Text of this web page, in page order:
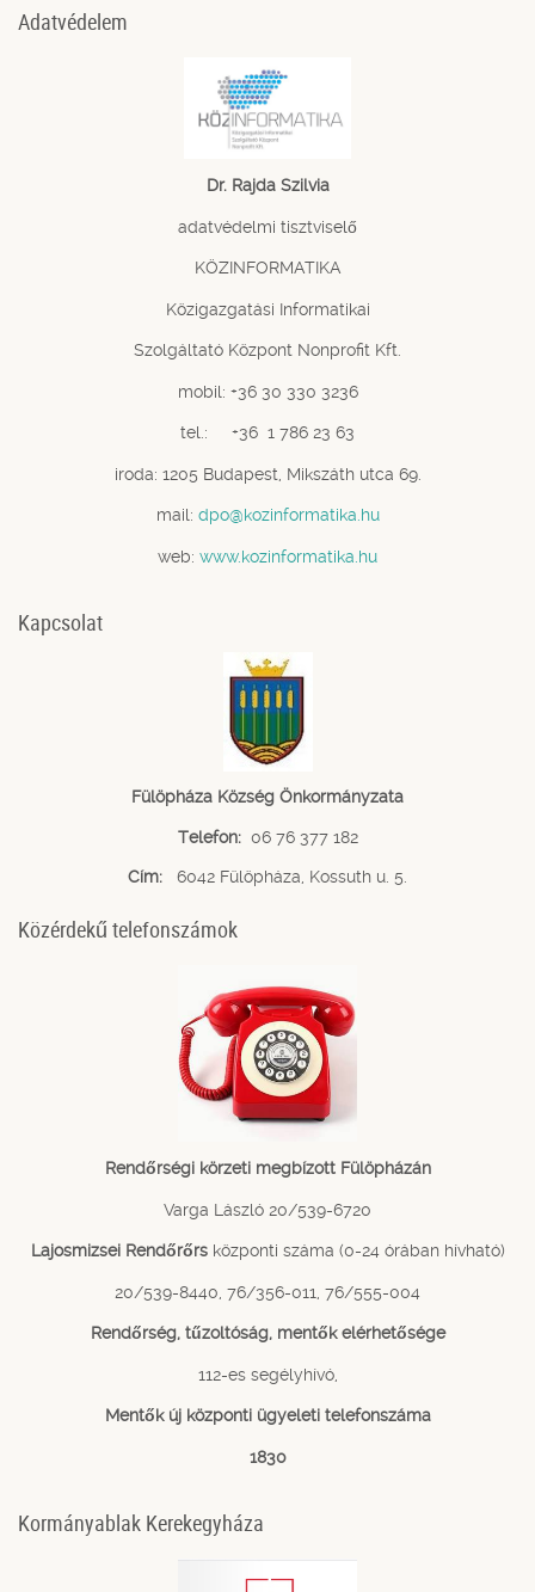
Adatvédelem
Dr. Rajda Szilvia
adatvédelmi tisztviselő
KÖZINFORMATIKA
Közigazgatási Informatikai
Szolgáltató Központ Nonprofit Kft.
mobil: +36 30 330 3236
tel.: +36 1 786 23 63
iroda: 1205 Budapest, Mikszáth utca 69.
mail: dpo@kozinformatika.hu
web: www.kozinformatika.hu
Kapcsolat
Fülöpháza Község Önkormányzata
Telefon: 06 76 377 182
Cím: 6042 Fülöpháza, Kossuth u. 5.
Közérdekű telefonszámok
Rendőrségi körzeti megbízott Fülöpházán
Varga László 20/539-6720
Lajosmizsei Rendőrőrsközponti száma (0-24 órában hívható)
20/539-8440, 76/356-011, 76/555-004
Rendőrség, tűzoltóság, mentők elérhetősége
112-es segélyhívó,
Mentők új központi ügyeleti telefonszáma
1830
Kormányablak Kerekegyháza